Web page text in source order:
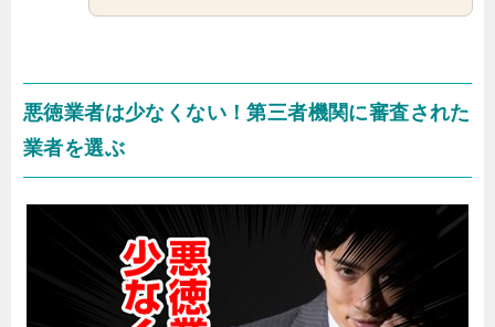
悪徳業者は少なくない！第三者機関に審査された
業者を選ぶ